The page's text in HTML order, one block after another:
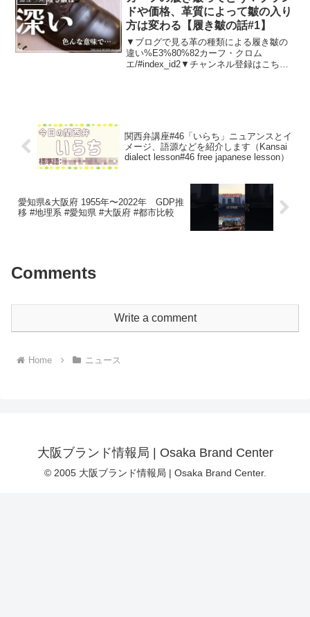
ドや価格、革質によって皺の入り
方は変わる【履き皺の話#1】
▼ブログで見る革の種類による履き皺の
違い%E3%80%82カーフ・クロム
エ/#index_id2▼チャンネル登録はこちら
関西弁講座#46「いらち」ニュアンスとイ
メージ、語源などを紹介します（Kansai
dialect lesson#46 free japanese lesson）
愛知県&大阪府 1955年〜2022年 GDP推
移 #地理系 #愛知県 #大阪府 #都市比較
Comments
Write a comment
Home ニュース
大阪ブランド情報局 | Osaka Brand Center
© 2005 大阪ブランド情報局 | Osaka Brand Center.